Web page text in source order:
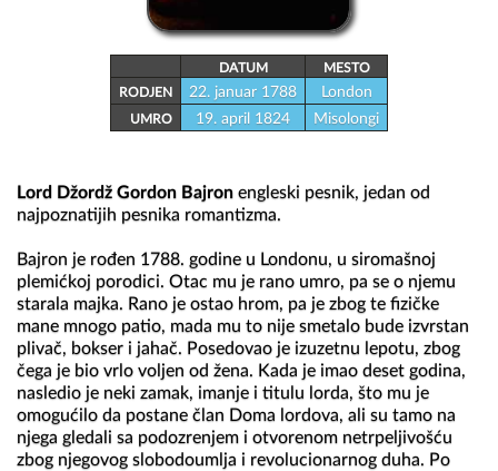
DATUM
MESTO
RODJEN
22. januar 1788 London
UMRO 19. april 1824 Misolongi
Lord Džordž Gordon Bajron engleski pesnik, jedan od
najpoznatijih pesnika romantizma.
Bajron je rođen 1788. godine u Londonu, u siromašnoj
plemićkoj porodici. Otac mu je rano umro, pa se o njemu
starala majka. Rano je ostao hrom, pa je zbog te fizičke
mane mnogo patio, mada mu to nije smetalo bude izvrstan
plivač, bokser i jahač. Posedovao je izuzetnu lepotu, zbog
čega je bio vrlo voljen od žena. Kada je imao deset godina,
nasledio je neki zamak, imanje i titulu lorda, što mu je
omogućilo da postane član Doma lordova, ali su tamo na
njega gledali sa podozrenjem i otvorenom netrpeljivošću
zbog njegovog slobodoumlja i revolucionarnog duha. Po